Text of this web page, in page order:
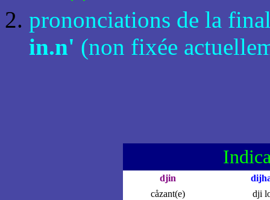
prononciations de la
in.n' (non fixée
djin
cåzant(e)
dji